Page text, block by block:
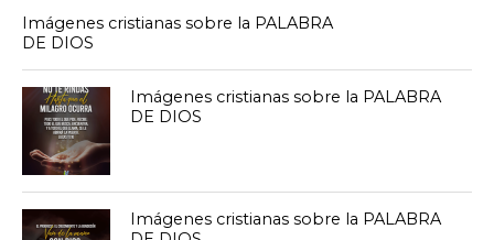
Imágenes cristianas sobre la PALABRA
DE DIOS
Imágenes cristianas sobre la PALABRA
DE DIOS
Imágenes cristianas sobre la PALABRA